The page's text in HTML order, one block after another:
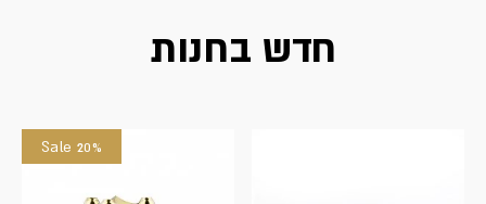
חדש בחנות
Sale 20%